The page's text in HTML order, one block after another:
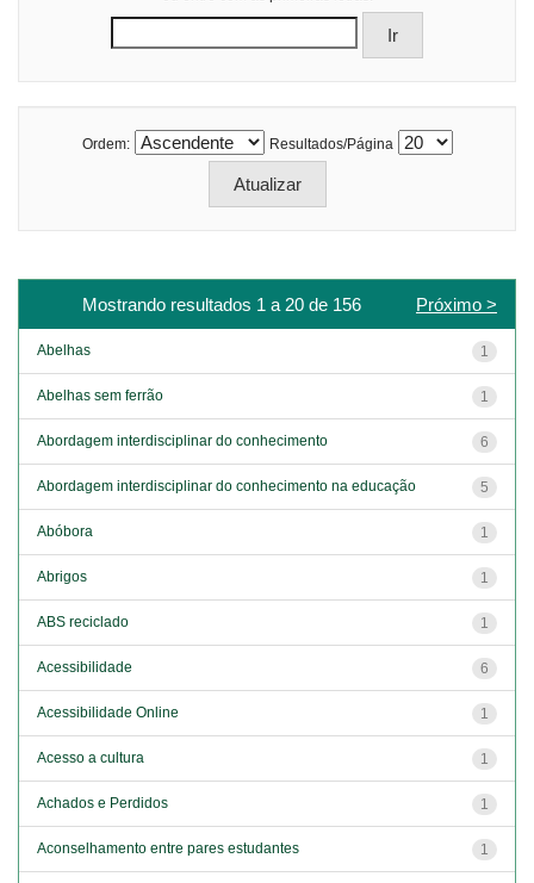
Ordem: Resultados/Página
Mostrando resultados 1 a 20 de 156 Próximo >
Abelhas 1
Abelhas sem ferrão 1
Abordagem interdisciplinar do conhecimento 6
Abordagem interdisciplinar do conhecimento na educação 5
Abóbora 1
Abrigos 1
ABS reciclado 1
Acessibilidade 6
Acessibilidade Online 1
Acesso a cultura 1
Achados e Perdidos 1
Aconselhamento entre pares estudantes 1